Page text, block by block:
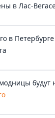
в Лас-
в
будут